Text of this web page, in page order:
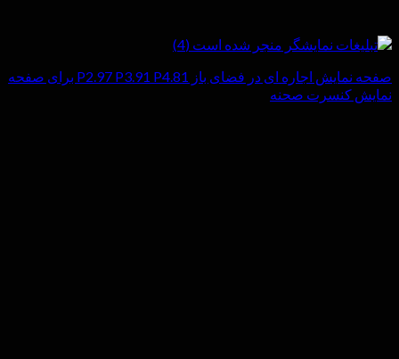
صفحه نمایش اجاره ای در فضای باز P2.97 P3.91 P4.81 برای صفحه
نمایش کنسرت صحنه